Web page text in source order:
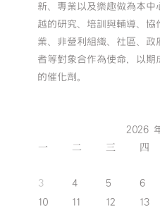
新、專業以及樂趣做為本中
越的研究、培訓與輔導、協
業、非營利組織、社區、政
者等對象合作為使命，以期
的催化劑。
2026
一 二 三 四
3
4 5 6
10
11 12 13